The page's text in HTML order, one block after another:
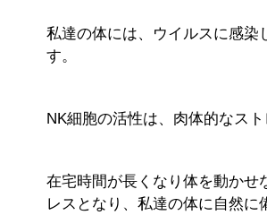
私達の体には、ウイルスに感染
す。
NK細胞の活性は、肉体的なス
在宅時間が長くなり体を動かせ
レスとなり、私達の体に自然に